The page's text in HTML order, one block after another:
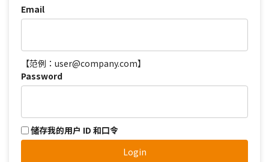
Email
【范例：user@company.com】
Password
储存我的用户 ID 和口令
Login